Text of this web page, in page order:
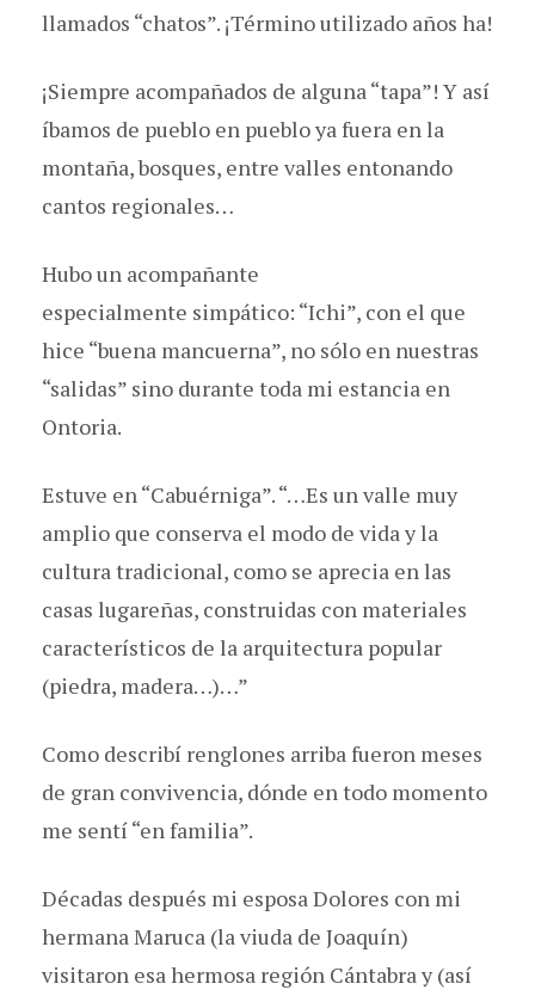
llamados “chatos”. ¡Término utilizado años ha!
¡Siempre acompañados de alguna “tapa”! Y así
íbamos de pueblo en pueblo ya fuera en la
montaña, bosques, entre valles entonando
cantos regionales…
Hubo un acompañante
especialmente simpático: “Ichi”, con el que
hice “buena mancuerna”, no sólo en nuestras
“salidas” sino durante toda mi estancia en
Ontoria.
Estuve en “Cabuérniga”. “…Es un valle muy
amplio que conserva el modo de vida y la
cultura tradicional, como se aprecia en las
casas lugareñas, construidas con materiales
característicos de la arquitectura popular
(piedra, madera…)…”
Como describí renglones arriba fueron meses
de gran convivencia, dónde en todo momento
me sentí “en familia”.
Décadas después mi esposa Dolores con mi
hermana Maruca (la viuda de Joaquín)
visitaron esa hermosa región Cántabra y (así